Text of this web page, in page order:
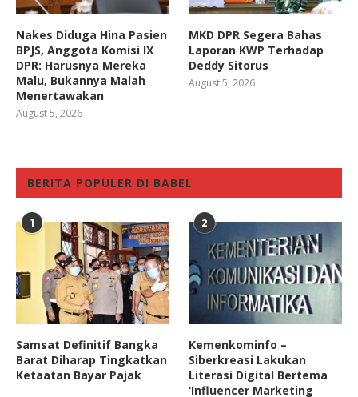
Nakes Diduga Hina Pasien
BPJS, Anggota Komisi IX
DPR: Harusnya Mereka
Malu, Bukannya Malah
Menertawakan
August 5, 2026
MKD DPR Segera Bahas
Laporan KWP Terhadap
Deddy Sitorus
August 5, 2026
BERITA POPULER DI BABEL
1
Samsat Definitif Bangka
Barat Diharap Tingkatkan
Ketaatan Bayar Pajak
2
Kemenkominfo –
Siberkreasi Lakukan
Literasi Digital Bertema
‘Influencer Marketing